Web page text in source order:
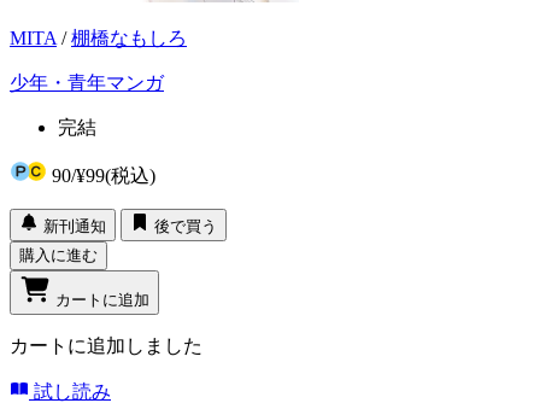
MITA /棚橋なもしろ
少年・青年マンガ
完結
90/¥99(税込)
新刊通知
後で買う
購入に進む
カートに追加
カートに追加しました
試し読み